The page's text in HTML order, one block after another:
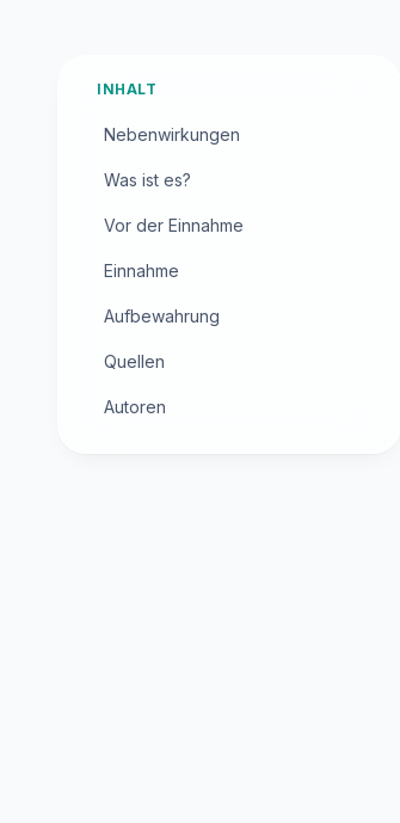
INHALT
Nebenwirkungen
Was ist es?
Vor der Einnahme
Einnahme
Aufbewahrung
Quellen
Autoren